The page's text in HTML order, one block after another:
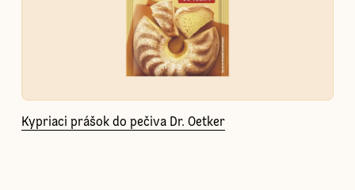
Kypriaci prášok do pečiva Dr. Oetker